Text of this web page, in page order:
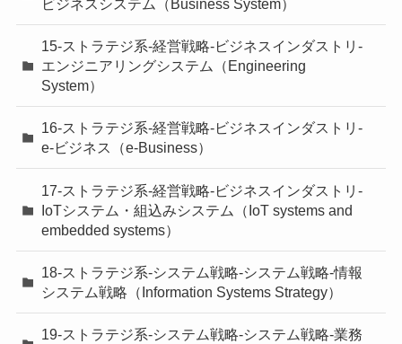
ビジネスシステム（Business System）
15-ストラテジ系-経営戦略-ビジネスインダストリ-
エンジニアリングシステム（Engineering
System）
16-ストラテジ系-経営戦略-ビジネスインダストリ-
e-ビジネス（e-Business）
17-ストラテジ系-経営戦略-ビジネスインダストリ-
IoTシステム・組込みシステム（IoT systems and
embedded systems）
18-ストラテジ系-システム戦略-システム戦略-情報
システム戦略（Information Systems Strategy）
19-ストラテジ系-システム戦略-システム戦略-業務